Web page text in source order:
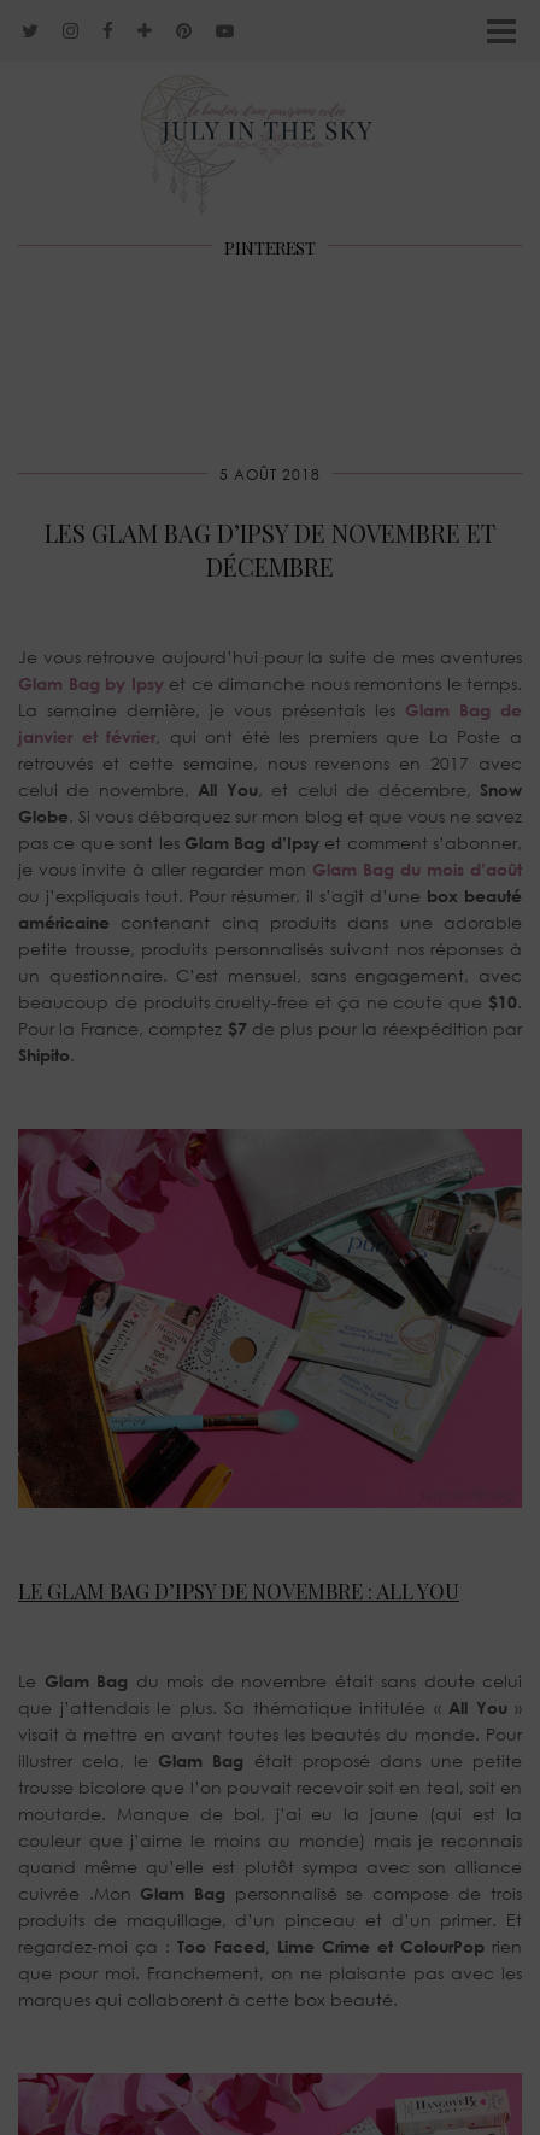
PINTEREST
5 AOÛT 2018
LES GLAM BAG D’IPSY DE NOVEMBRE ET
DÉCEMBRE
Je vous retrouve aujourd’hui pour la suite de mes aventures
Glam Bag by Ipsyet ce dimanche nous remontons le temps.
La semaine dernière, je vous présentais les Glam Bag de
janvier et février, qui ont été les premiers que La Poste a
retrouvés et cette semaine, nous revenons en 2017 avec
celui de novembre, All You, et celui de décembre, Snow
Globe. Si vous débarquez sur mon blog et que vous ne savez
pas ce que sont les Glam Bag d’Ipsyet comment s’abonner,
je vous invite à aller regarder mon Glam Bag du mois d’août
ou j’expliquais tout. Pour résumer, il s’agit d’une box beauté
américaine contenant cinq produits dans une adorable
petite trousse, produits personnalisés suivant nos réponses à
un questionnaire. C’est mensuel, sans engagement, avec
beaucoup de produits cruelty-free et ça ne coute que $10.
Pour la France, comptez $7 de plus pour la réexpédition par
Shipito.
LE GLAM BAG D’IPSY DE NOVEMBRE : ALL YOU
Le Glam Bag du mois de novembre était sans doute celui
que j’attendais le plus. Sa thématique intitulée « All You»
visait à mettre en avant toutes les beautés du monde. Pour
illustrer cela, le Glam Bag était proposé dans une petite
trousse bicolore que l’on pouvait recevoir soit en teal, soit en
moutarde. Manque de bol, j’ai eu la jaune (qui est la
couleur que j’aime le moins au monde) mais je reconnais
quand même qu’elle est plutôt sympa avec son alliance
cuivrée .Mon Glam Bag personnalisé se compose de trois
produits de maquillage, d’un pinceau et d’un primer. Et
regardez-moi ça : Too Faced, Lime Crime et ColourPop rien
que pour moi. Franchement, on ne plaisante pas avec les
marques qui collaborent à cette box beauté.